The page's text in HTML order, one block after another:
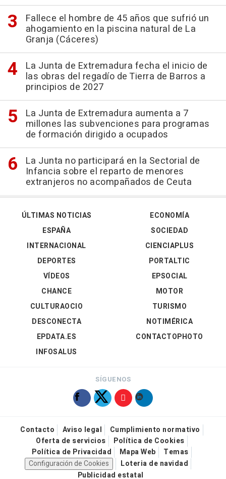
Fallece el hombre de 45 años que sufrió un
ahogamiento en la piscina natural de La
Granja (Cáceres)
La Junta de Extremadura fecha el inicio de
las obras del regadío de Tierra de Barros a
principios de 2027
La Junta de Extremadura aumenta a 7
millones las subvenciones para programas
de formación dirigido a ocupados
La Junta no participará en la Sectorial de
Infancia sobre el reparto de menores
extranjeros no acompañados de Ceuta
ÚLTIMAS NOTICIAS
ESPAÑA
INTERNACIONAL
DEPORTES
VÍDEOS
ECONOMÍA
SOCIEDAD
CIENCIAPLUS
PORTALTIC
EPSOCIAL
CHANCE
CULTURAOCIO
DESCONECTA
EPDATA.ES
INFOSALUS
MOTOR
TURISMO
NOTIMÉRICA
CONTACTOPHOTO
SÍGUENOS
Contacto Aviso legal
Cumplimiento normativo
Oferta de servicios
Política de Cookies
Política de Privacidad
Mapa Web
Temas
Configuración de Cookies
Loteria de navidad
Publicidad estatal